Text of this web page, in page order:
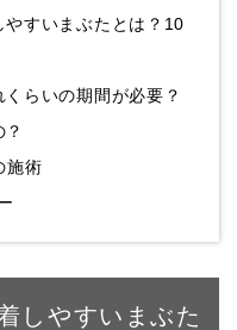
やすいまぶたとは？10
らいの期間が必要？
施術
しやすいまぶた